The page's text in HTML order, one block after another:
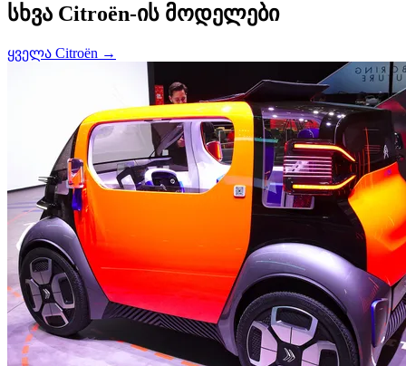
სხვა Citroën-ის მოდელები
ყველა Citroën →